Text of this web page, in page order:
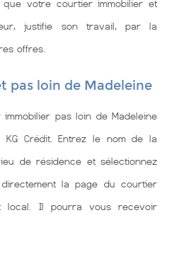
que votre courtier immobilier et
justifie son travail, par la
offres.
pas loin de Madeleine
pas loin de Madeleine
Crédit. Entrez le nom de la
de résidence et sélectionnez
la page du courtier
local. Il pourra vous recevoir